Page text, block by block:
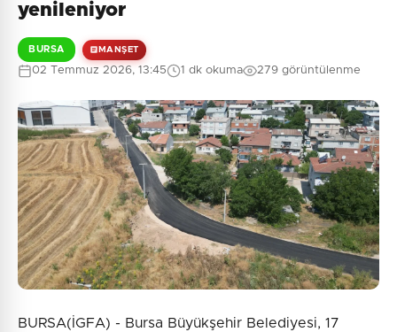
yenileniyor
BURSA MANŞET
02 Temmuz 2026, 13:45 1 dk okuma 279 görüntülenme
BURSA(İGFA) - Bursa Büyükşehir Belediyesi, 17